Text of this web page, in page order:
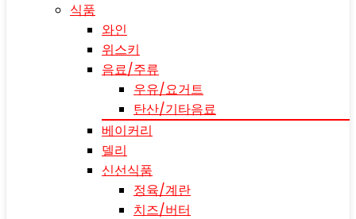
식품
와인
위스키
음료/주류
우유/요거트
탄산/기타음료
베이커리
델리
신선식품
정육/계란
치즈/버터